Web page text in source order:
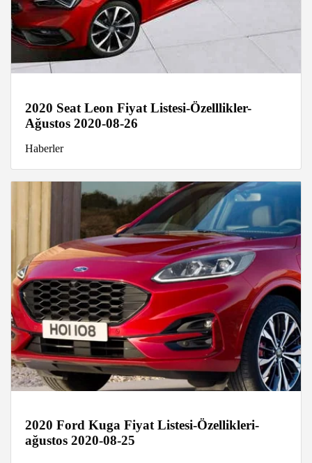
2020 Seat Leon Fiyat Listesi-Özelllikler-
Ağustos 2020-08-26
Haberler
2020 Ford Kuga Fiyat Listesi-Özellikleri-
ağustos 2020-08-25